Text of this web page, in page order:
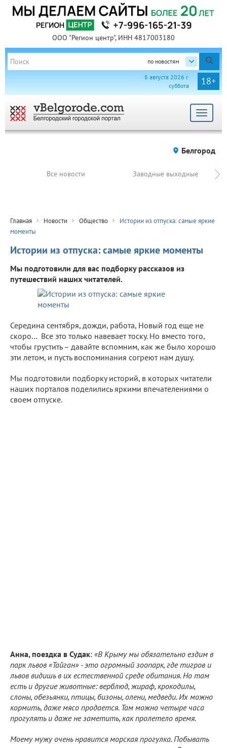
ООО "Регион центр", ИНН 4817003180
по новостям
18+
8 августа 2026 г.
суббота
Toggle
Белгород
Все новости Заводные выходные
Главная Новости Общество
Истории из отпуска: самые яркие
моменты
Истории из отпуска: самые яркие моменты
Мы подготовили для вас подборку рассказов из
путешествий наших читателей.
Середина сентября, дожди, работа, Новый год еще не
скоро… Все это только навевает тоску. Но вместо того,
чтобы грустить – давайте вспомним, как же было хорошо
эти летом, и пусть воспоминания согреют нам душу.
Мы подготовили подборку историй, в которых читатели
наших порталов поделились яркими впечателениями о
своем отпуске.
Анна, поездка в Судак: «В Крыму мы обязательно ездим в
парк львов «Тайган» - это огромный зоопарк, где тигров и
львов видишь в их естественной среде обитания. Но там
есть и другие животные: верблюд, жираф, крокодилы,
слоны, обезьянки, птицы, бизоны, олени, медведи. Их можно
кормить, даже мясо продается. Там можно четыре часа
прогулять и даже не заметить, как пролетело время.
Моему мужу очень нравится морская прогулка. Побывать